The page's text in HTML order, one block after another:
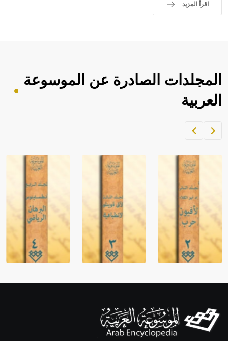
اقرأ المزيد
المجلدات الصادرة عن الموسوعة
العربية